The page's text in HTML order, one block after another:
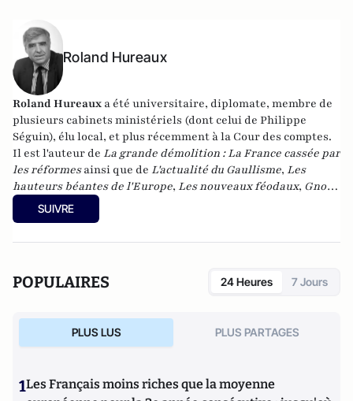
Roland Hureaux
Roland Hureaux a été universitaire, diplomate, membre de
plusieurs cabinets ministériels (dont celui de Philippe
Séguin), élu local, et plus récemment à la Cour des comptes.
Il est l'auteur de La grande démolition : La France cassée par
les réformes ainsi que de L'actualité du Gaullisme, Les
hauteurs béantes de l'Europe, Les nouveaux féodaux, Gnose
et gnostiques des origines à nos jours
SUIVRE
POPULAIRES 24 Heures 7 Jours
PLUS LUS PLUS PARTAGES
1Les Français moins riches que la moyenne